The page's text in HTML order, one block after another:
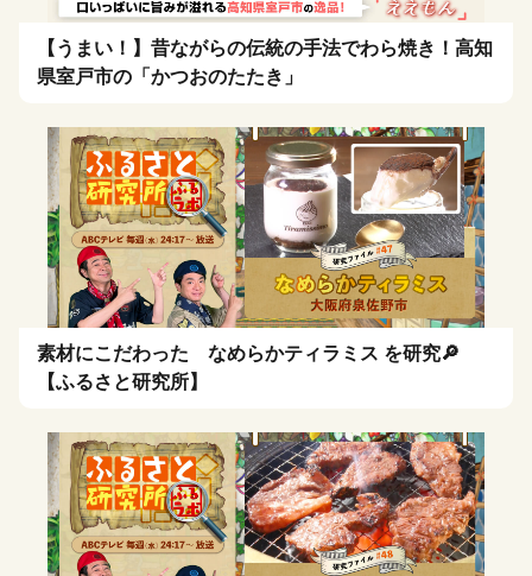
【うまい！】昔ながらの伝統の手法でわら焼き！高知
県室戸市の「かつおのたたき」
素材にこだわった なめらかティラミス を研究🔎
【ふるさと研究所】